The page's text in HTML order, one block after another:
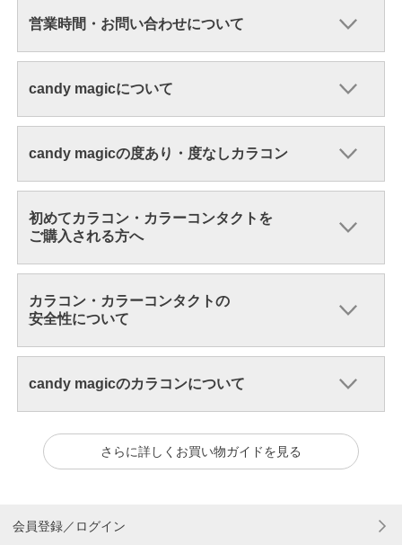
営業時間・お問い合わせについて
candy magicについて
candy magicの度あり・度なしカラコン
初めてカラコン・カラーコンタクトを
ご購入される方へ
カラコン・カラーコンタクトの
安全性について
candy magicのカラコンについて
さらに詳しくお買い物ガイドを見る
会員登録／ログイン